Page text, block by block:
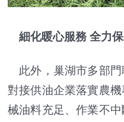
細化暖心服務 全力
此外，巢湖市多部門
對接供油企業落實農
械油料充足、作業不